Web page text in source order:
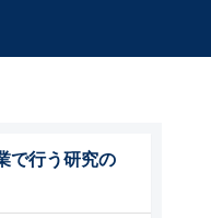
で行う研究の